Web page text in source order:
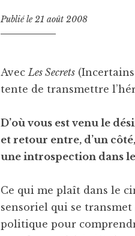
Publié le21 août 2008
AvecLes Secrets
tente de transmettre
D’où vous est venu le
et retour entre, d’un
une introspection dans
Ce qui me plaît dans le
sensoriel qui se transmet
politique pour